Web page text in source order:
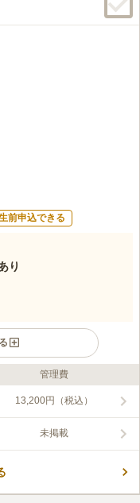
前申込できる
り
田市上小山田町にある宗
だけでなく、周辺地域も
けでなく横浜からのアク
ていたり、バリアフリー設
件
管理費
13,200円（税込）
未掲載